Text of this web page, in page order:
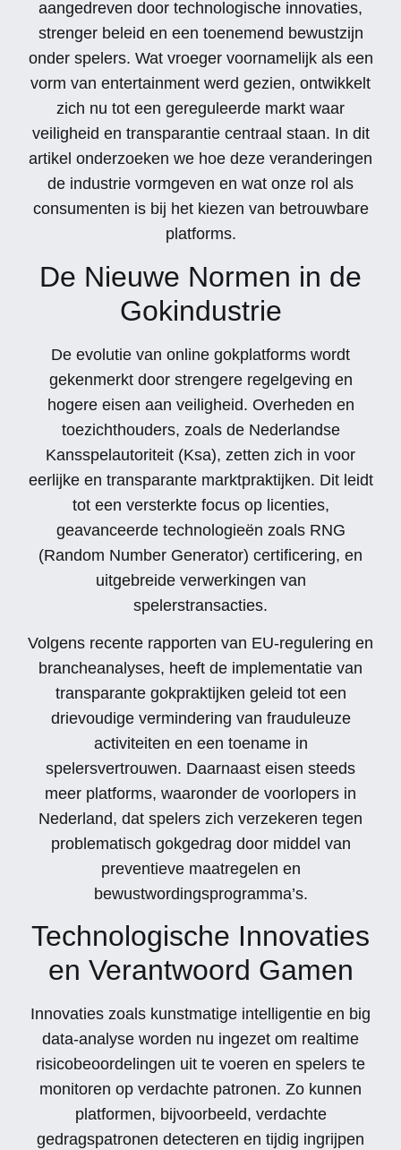
aangedreven door technologische innovaties,
strenger beleid en een toenemend bewustzijn
onder spelers. Wat vroeger voornamelijk als een
vorm van entertainment werd gezien, ontwikkelt
zich nu tot een gereguleerde markt waar
veiligheid en transparantie centraal staan. In dit
artikel onderzoeken we hoe deze veranderingen
de industrie vormgeven en wat onze rol als
consumenten is bij het kiezen van betrouwbare
platforms.
De Nieuwe Normen in de
Gokindustrie
De evolutie van online gokplatforms wordt
gekenmerkt door strengere regelgeving en
hogere eisen aan veiligheid. Overheden en
toezichthouders, zoals de Nederlandse
Kansspelautoriteit (Ksa), zetten zich in voor
eerlijke en transparante marktpraktijken. Dit leidt
tot een versterkte focus op licenties,
geavanceerde technologieën zoals RNG
(Random Number Generator) certificering, en
uitgebreide verwerkingen van
spelerstransacties.
Volgens recente rapporten van EU-regulering en
brancheanalyses, heeft de implementatie van
transparante gokpraktijken geleid tot een
drievoudige vermindering van frauduleuze
activiteiten en een toename in
spelersvertrouwen. Daarnaast eisen steeds
meer platforms, waaronder de voorlopers in
Nederland, dat spelers zich verzekeren tegen
problematisch gokgedrag door middel van
preventieve maatregelen en
bewustwordingsprogramma’s.
Technologische Innovaties
en Verantwoord Gamen
Innovaties zoals kunstmatige intelligentie en big
data-analyse worden nu ingezet om realtime
risicobeoordelingen uit te voeren en spelers te
monitoren op verdachte patronen. Zo kunnen
platformen, bijvoorbeeld, verdachte
gedragspatronen detecteren en tijdig ingrijpen